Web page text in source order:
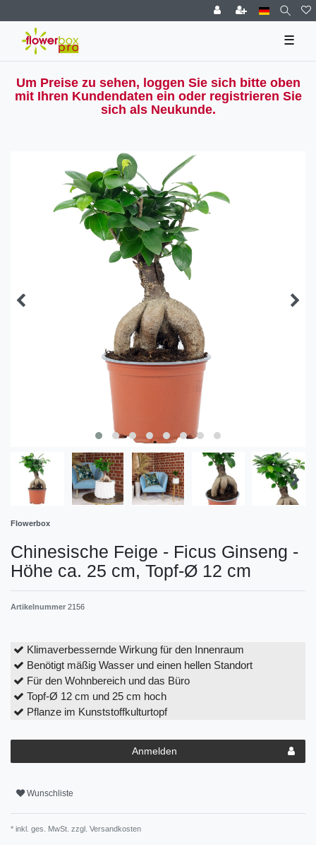
☰
Um Preise zu sehen, loggen Sie sich bitte oben
mit Ihren Kundendaten ein oder registrieren Sie
sich als Neukunde.
Flowerbox
Chinesische Feige - Ficus Ginseng -
Höhe ca. 25 cm, Topf-Ø 12 cm
Artikelnummer 2156
Klimaverbessernde Wirkung für den Innenraum
Benötigt mäßig Wasser und einen hellen Standort
Für den Wohnbereich und das Büro
Topf-Ø 12 cm und 25 cm hoch
Pflanze im Kunststoffkulturtopf
Anmelden
Wunschliste
* inkl. ges. MwSt. zzgl. Versandkosten